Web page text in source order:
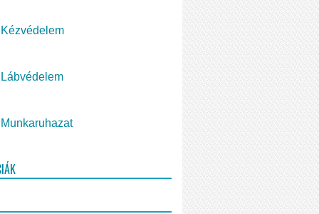
Kézvédelem
Lábvédelem
Munkaruhazat